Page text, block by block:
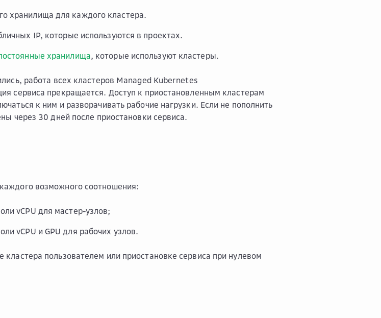
хранилища для каждого кластера.
IP, которые используются в проектах.
хранилища, которые используют кластеры.
работа всех кластеров Managed Kubernetes
сервиса прекращается. Доступ к приостановленным кластерам
к ним и разворачивать рабочие нагрузки. Если не пополнить
через 30 дней после приостановки сервиса.
возможного соотношения:
vCPU для мастер-узлов;
vCPU и GPU для рабочих узлов.
пользователем или приостановке сервиса при нулевом